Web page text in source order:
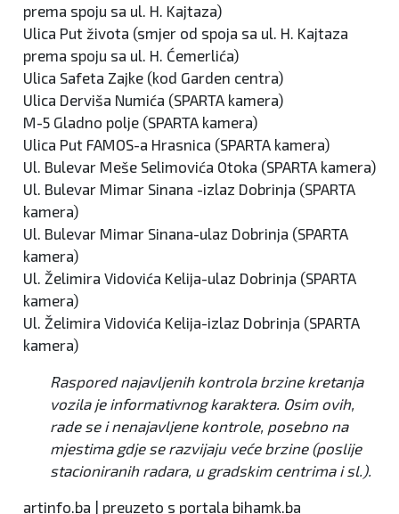
prema spoju sa ul. H. Kajtaza)
Ulica Put života (smjer od spoja sa ul. H. Kajtaza
prema spoju sa ul. H. Ćemerlića)
Ulica Safeta Zajke (kod Garden centra)
Ulica Derviša Numića (SPARTA kamera)
M-5 Gladno polje (SPARTA kamera)
Ulica Put FAMOS-a Hrasnica (SPARTA kamera)
Ul. Bulevar Meše Selimovića Otoka (SPARTA kamera)
Ul. Bulevar Mimar Sinana -izlaz Dobrinja (SPARTA
kamera)
Ul. Bulevar Mimar Sinana-ulaz Dobrinja (SPARTA
kamera)
Ul. Želimira Vidovića Kelija-ulaz Dobrinja (SPARTA
kamera)
Ul. Želimira Vidovića Kelija-izlaz Dobrinja (SPARTA
kamera)
Raspored najavljenih kontrola brzine kretanja
vozila je informativnog karaktera. Osim ovih,
rade se i nenajavljene kontrole, posebno na
mjestima gdje se razvijaju veće brzine (poslije
stacioniranih radara, u gradskim centrima i sl.).
artinfo.ba | preuzeto s portala bihamk.ba